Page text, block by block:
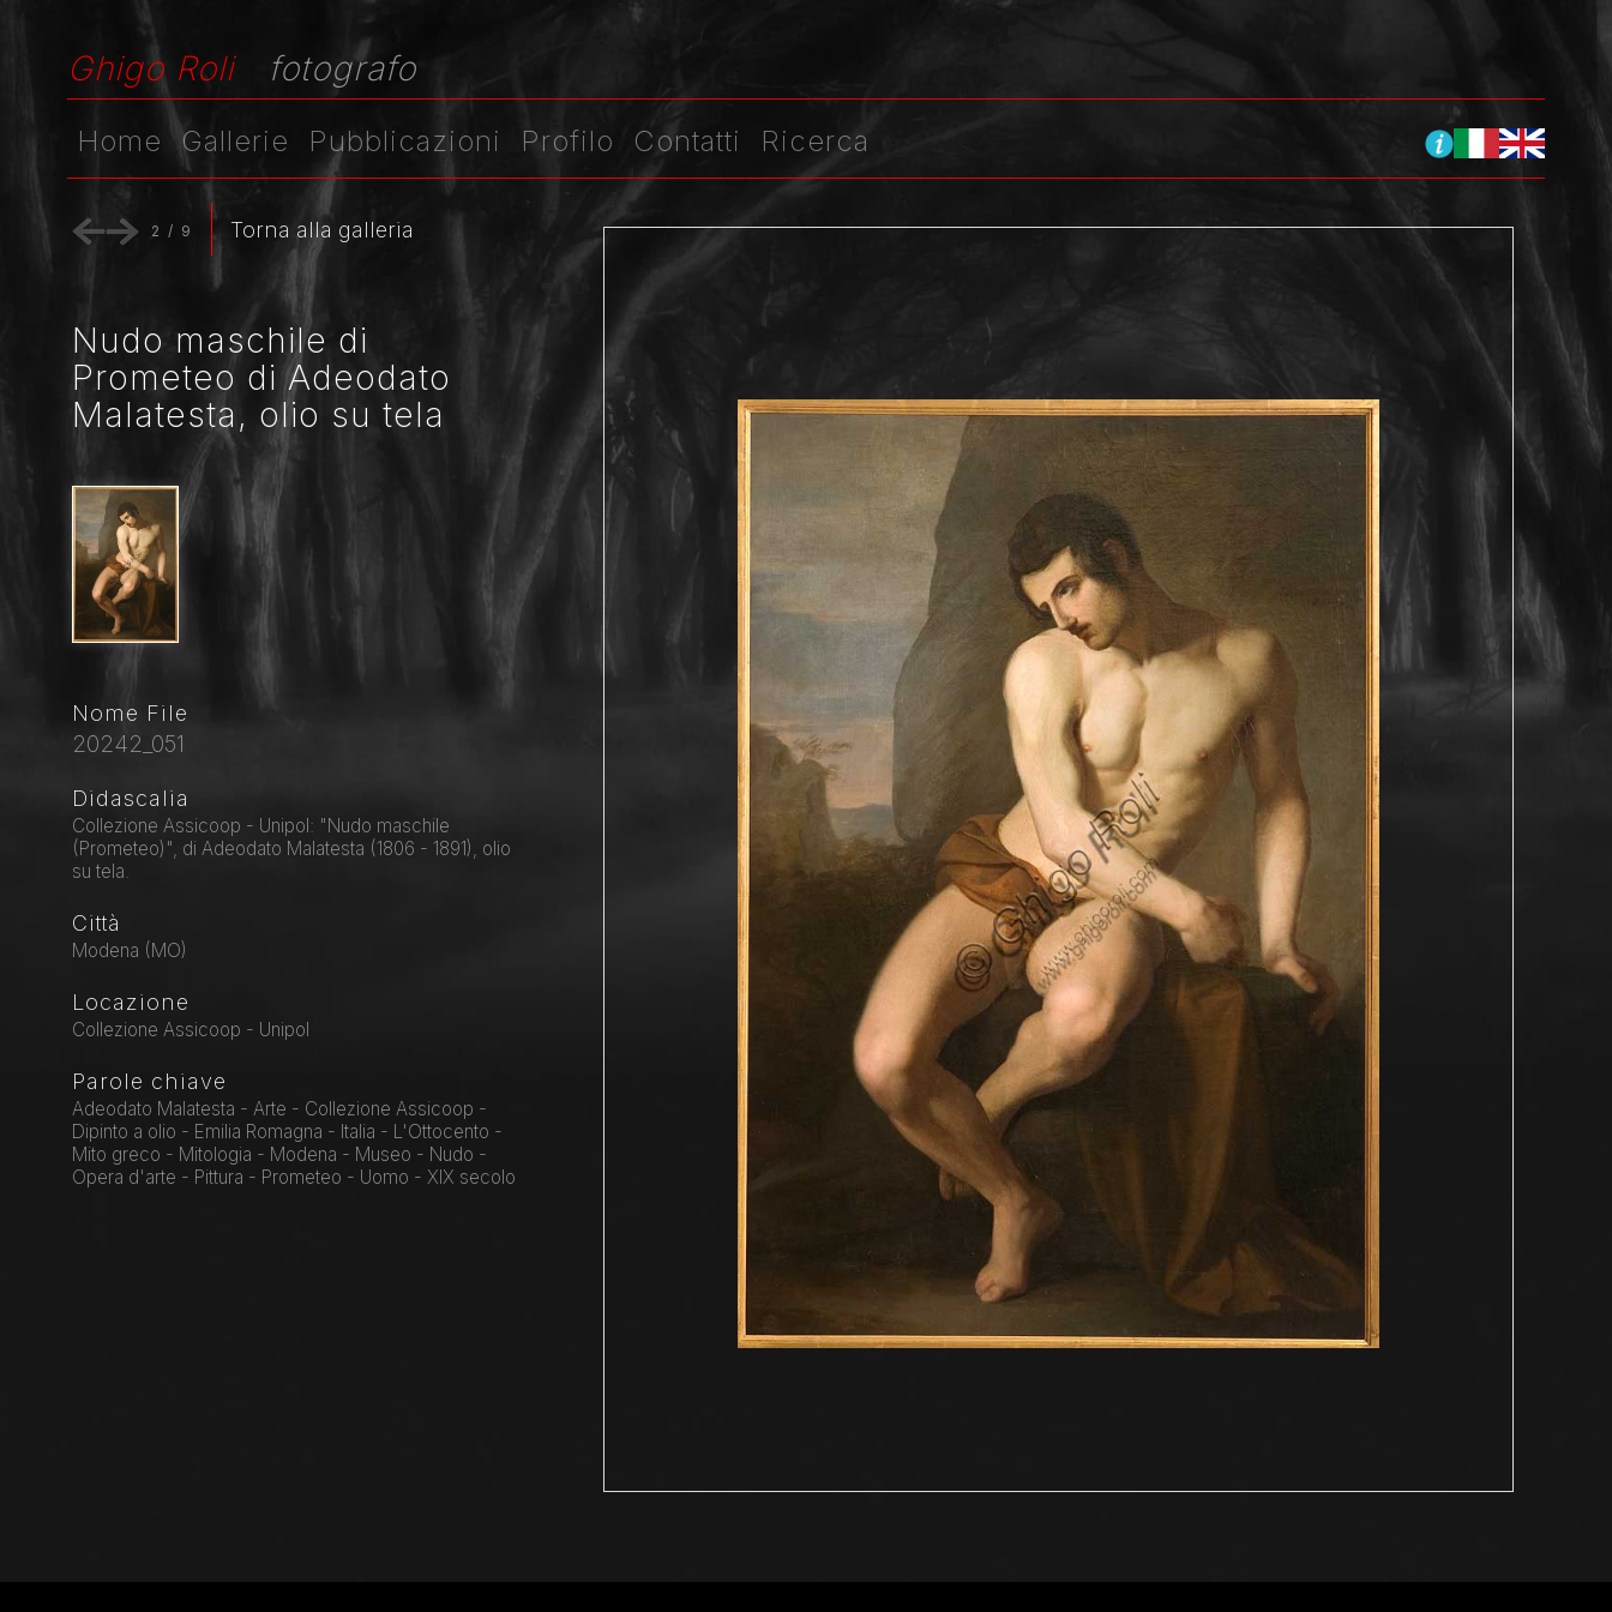
Ghigo Roli fotografo
Home Gallerie Pubblicazioni Profilo Contatti Ricerca
2 / 9 Torna alla galleria
Nudo maschile di
Prometeo di Adeodato
Malatesta, olio su tela
Nome File
20242_051
Didascalia
Collezione Assicoop - Unipol: "Nudo maschile
(Prometeo)", di Adeodato Malatesta (1806 - 1891), olio
su tela.
Città
Modena (MO)
Locazione
Collezione Assicoop - Unipol
Parole chiave
Adeodato Malatesta - Arte - Collezione Assicoop -
Dipinto a olio - Emilia Romagna - Italia - L'Ottocento -
Mito greco - Mitologia - Modena - Museo - Nudo -
Opera d'arte - Pittura - Prometeo - Uomo - XIX secolo